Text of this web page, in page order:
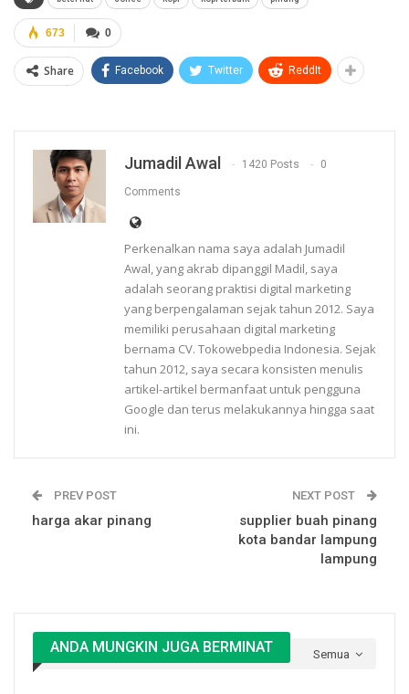
0
673
Share Facebook Twitter ReddIt
Jumadil Awal 1420 Posts 0
Comments
Perkenalkan nama saya adalah Jumadil
Awal, yang akrab dipanggil Madil, saya
adalah seorang praktisi digital marketing
yang berpengalaman sejak tahun 2012. Saya
memiliki perusahaan digital marketing
bernama CV. Tokowebpedia Indonesia. Sejak
tahun 2012, saya secara konsisten menulis
artikel-artikel bermanfaat untuk pengguna
Google dan terus melakukannya hingga saat
ini.
PREV POST
harga akar pinang
NEXT POST
supplier buah pinang
kota bandar lampung
lampung
Semua
ANDA MUNGKIN JUGA BERMINAT